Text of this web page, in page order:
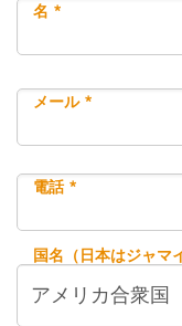
名 *
メール *
電話 *
国名（日本はジャマ